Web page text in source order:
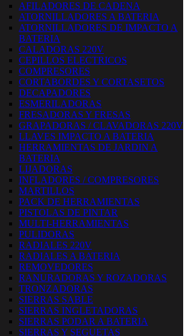
AFILADORES DE CADENA
ATORNILLADORES A BATERIA
ATORNILLADORES DE IMPACTO A
BATERIA
CALADORAS 220V
CEPILLOS ELECTRICOS
COMPRESORES
CORTABORDES Y CORTASETOS
DECAPADORES
ESMERILADORAS
FRESADORAS Y FRESAS
GRAPADORAS / CLAVADORAS 220V
LLAVES IMPACTO A BATERIA
HERRAMIENTAS DE JARDIN A
BATERIA
LIJADORAS
INFLADORES / COMPRESORES
MARTILLOS
PACK DE HERRAMIENTAS
PISTOLAS DE PINTAR
MULTI-HERRAMIENTAS
PULIDORAS
RADIALES 220V
RADIALES A BATERIA
REMOVEDORES
RANURADORAS Y ROZADORAS
TRONZADORAS
SIERRAS SABLE
SIERRAS INGLETADORAS
SIERRAS PODAR A BATERIA
SIERRAS Y SEGUETAS